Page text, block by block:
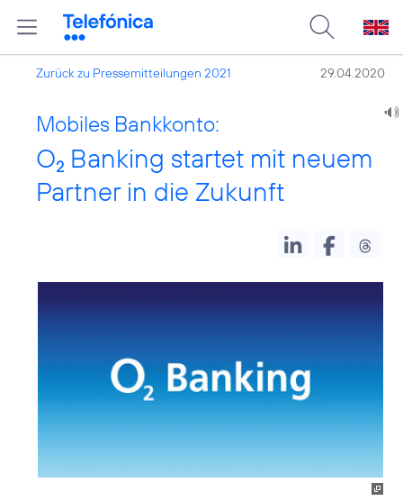
Zurück zu Pressemitteilungen 2021 29.04.2020
Mobiles Bankkonto:
O2 Banking startet mit neuem
Partner in die Zukunft